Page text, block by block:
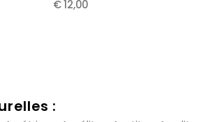
€ 12,00
: